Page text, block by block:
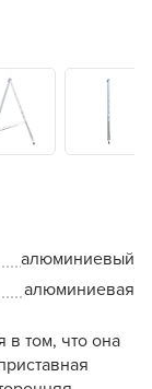
алюминиевый
алюминиевая
в том, что она